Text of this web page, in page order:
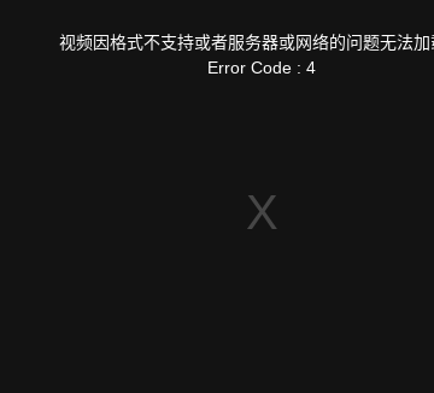
视频因格式不支持或者服务器或网络的问题无法加
Error Code : 4